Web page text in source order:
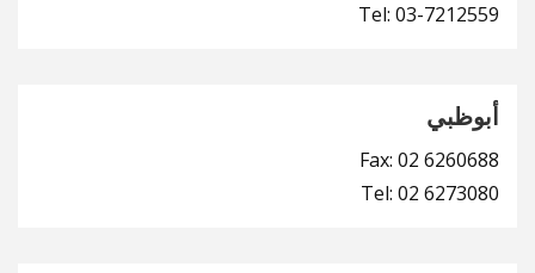
Tel: 03-7212559
أبوظبي
Fax: 02 6260688
Tel: 02 6273080